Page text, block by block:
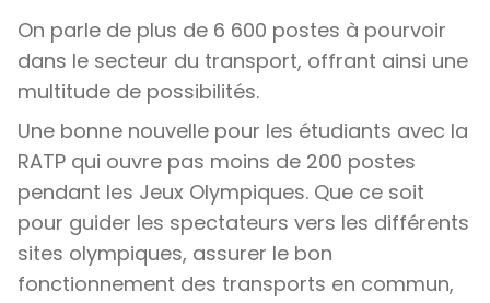
On parle de plus de 6 600 postes à pourvoir
dans le secteur du transport, offrant ainsi une
multitude de possibilités.
Une bonne nouvelle pour les étudiants avec la
RATP qui ouvre pas moins de 200 postes
pendant les Jeux Olympiques. Que ce soit
pour guider les spectateurs vers les différents
sites olympiques, assurer le bon
fonctionnement des transports en commun,